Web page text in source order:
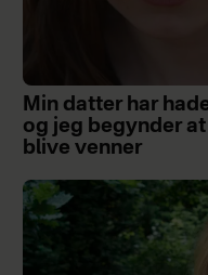
Min datter har
og jeg begynder
blive venner